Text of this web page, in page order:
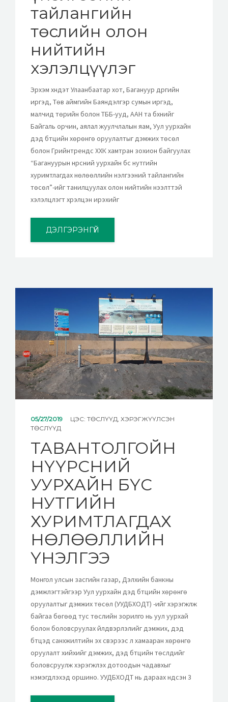
тайлангийн
төслийн олон
нийтийн
хэлэлцүүлэг
Эрхэм хүндэт Улаанбаатар хот, Багануур дүүргийн
иргэд, Төв аймгийн Баяндэлгэр сумын иргэд,
малчид төрийн болон ТББ-ууд, ААН та бүхнийг
Байгаль орчин, аялал жуулчлалын яам, Уул уурхайн
дэд бүтцийн хөрөнгө оруулалтыг дэмжих төсөл
болон Грийнтрендс ХХК хамтран зохион байгуулах
“Багануурын нүүрсний уурхайн бүс нутгийн
хуримтлагдах нөлөөллийн үнэлгээний тайлангийн
төсөл”-ийг танилцуулах олон нийтийн нээлттэй
хэлэлцүүлэгт хүрэлцэн ирэхийг
ДЭЛГЭРЭНГҮЙ
05/27/2019 ЦЭС: ТӨСЛҮҮД ХЭРЭГЖҮҮЛСЭН
ТӨСЛҮҮД
ТАВАНТОЛГОЙН
НҮҮРСНИЙ
УУРХАЙН БҮС
НУТГИЙН
ХУРИМТЛАГДАХ
НӨЛӨӨЛЛИЙН
ҮНЭЛГЭЭ
Монгол улсын засгийн газар, Дэлхийн банкны
дэмжлэгтэйгээр Уул уурхайн дэд бүтцийн хөрөнгө
оруулалтыг дэмжих төсөл (УУДБХОДТ) -ийг хэрэгжүүлж
байгаа бөгөөд тус төслийн зорилго нь уул уурхай
болон боловсруулах үйлдвэрлэлийг дэмжих, дэд
бүтцэд санхүүжилтийн эх үүсвэрээс үл хамааран хөрөнгө
оруулалт хийхийг дэмжих, дэд бүтцийн төслүүдийг
боловсруулж хэрэгжүүлэх дотоодын чадавхыг
нэмэгдүүлэхэд оршино. УУДБХОДТ нь дараах үндсэн 3